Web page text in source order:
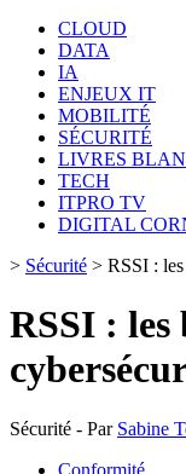
CLOUD
DATA
IA
ENJEUX IT
MOBILITÉ
SÉCURITÉ
LIVRES
TECH
ITPRO TV
DIGITAL
> Sécurité > RSSI :
RSSI : les
Sécurité - Par Sabine
Conformité